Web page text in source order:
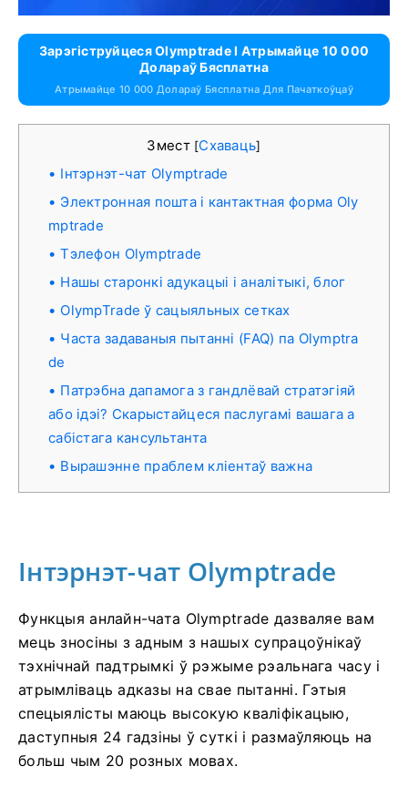
Зарэгіструйцеся Olymptrade І Атрымайце 10 000
Долараў Бясплатна
Атрымайце 10 000 Долараў Бясплатна Для Пачаткоўцаў
Змест [Схаваць]
Інтэрнэт-чат Olymptrade
Электронная пошта і кантактная форма Oly
mptrade
Тэлефон Olymptrade
Нашы старонкі адукацыі і аналітыкі, блог
OlympTrade ў сацыяльных сетках
Часта задаваныя пытанні (FAQ) па Olymptra
de
Патрэбна дапамога з гандлёвай стратэгіяй
або ідэі? Скарыстайцеся паслугамі вашага а
сабістага кансультанта
Вырашэнне праблем кліентаў важна
Інтэрнэт-чат Olymptrade
Функцыя анлайн-чата Olymptrade дазваляе вам
мець зносіны з адным з нашых супрацоўнікаў
тэхнічнай падтрымкі ў рэжыме рэальнага часу і
атрымліваць адказы на свае пытанні. Гэтыя
спецыялісты маюць высокую кваліфікацыю,
даступныя 24 гадзіны ў суткі і размаўляюць на
больш чым 20 розных мовах.